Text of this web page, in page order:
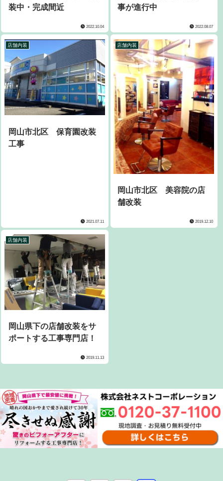
装中・完成間近
2022.10.04
事が進行中
2022.08.07
店舗内装
岡山市北区 保育園改装
工事
2021.07.11
店舗内装
岡山市北区 美容院の店
舗改装
2019.12.10
店舗内装
岡山県下の店舗改装をサ
ポートする工事専門店！
2019.11.13